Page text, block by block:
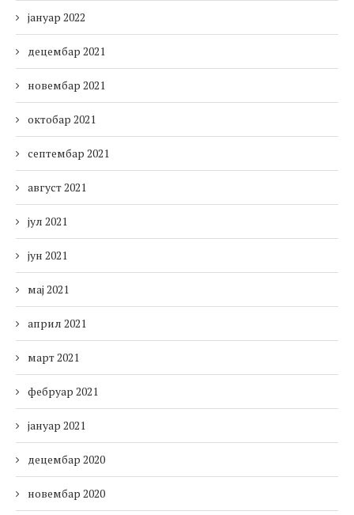
јануар 2022
децембар 2021
новембар 2021
октобар 2021
септембар 2021
август 2021
јул 2021
јун 2021
мај 2021
април 2021
март 2021
фебруар 2021
јануар 2021
децембар 2020
новембар 2020